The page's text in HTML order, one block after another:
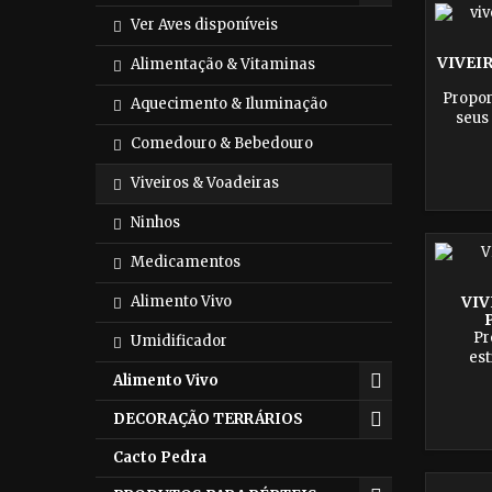
Ver Aves disponíveis
Alimentação & Vitaminas
Aquecimento & Iluminação
Comedouro & Bebedouro
Viveiros & Voadeiras
Ninhos
Medicamentos
Alimento Vivo
Umidificador
Alimento Vivo
DECORAÇÃO TERRÁRIOS
Cacto Pedra